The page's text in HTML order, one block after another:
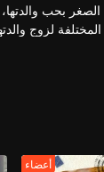
الصغر بحب
يون شيانغ
المحنة،
أعضاء